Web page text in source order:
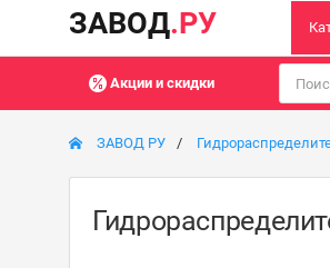
ЗАВОД.РУ
Акции и скидки
ЗАВОД РУ